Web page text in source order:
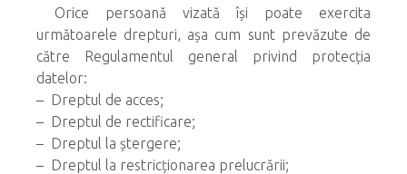
Orice persoană vizată își poate exercita
următoarele drepturi, așa cum sunt prevăzute de
către Regulamentul general privind protecția
datelor:
– Dreptul de acces;
– Dreptul de rectificare;
– Dreptul la ștergere;
– Dreptul la restricționarea prelucrării;